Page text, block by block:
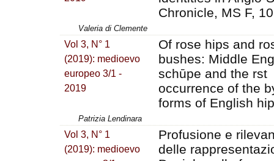
Chronicle, MS F,
Valeria di Clemente
Vol 3, N° 1
(2019): medioevo
europeo 3/1 -
2019
Of rose hips and
bushes: Middle
schūpe and the rst
occurrence of the
forms of English hip
Patrizia Lendinara
Vol 3, N° 1
(2019): medioevo
Profusione e
delle